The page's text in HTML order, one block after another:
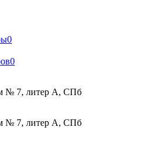
0
0
№ 7, литер А, СПб
№ 7, литер А, СПб